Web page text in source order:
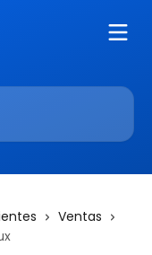
Ventas